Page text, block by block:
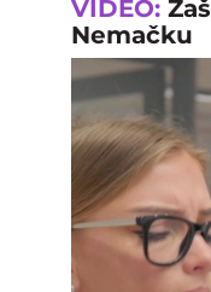
VIDEO:
Nemačku